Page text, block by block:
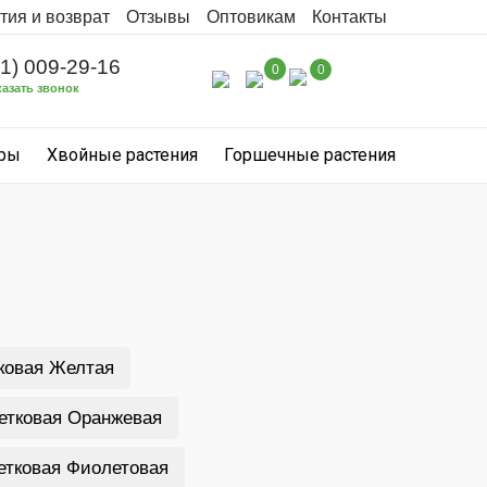
и возврат Отзывы Оптовикам Контакты
009-29-16
звонок
0 0
Хвойные растения Горшечные растения
Желтая
Оранжевая
Фиолетовая